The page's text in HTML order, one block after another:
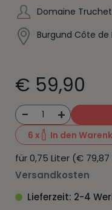
Domaine
Burgund Côte de
€ 59,90
- 1 +
6 x In den
für 0,75 Liter (€
Versandkosten
Lieferzeit: 2-4